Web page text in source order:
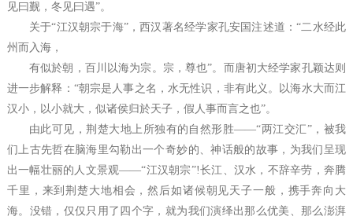
见曰觐，冬见曰遇”。
关于“江汉朝宗于海”，西汉著名经学家孔安国注述道：“二水经此
州而入海，
有似於朝，百川以海为宗。宗，尊也”。而唐初大经学家孔颖达则
进一步解释：“朝宗是人事之名，水无性识，非有此义。以海水大而江
汉小，以小就大，似诸侯归於天子，假人事而言之也”。
由此可见，荆楚大地上所独有的自然形胜——“两江交汇”，被我
们上古先哲在脑海里勾勒出一个奇妙的、神话般的故事，为我们呈现
出一幅壮丽的人文景观——“江汉朝宗”!长江、汉水，不辞辛劳，奔腾
千里，来到荆楚大地相会，然后如诸候朝见天子一般，携手奔向大
海。没错，仅仅只用了四个字，就为我们演绎出那么优美、那么澎湃